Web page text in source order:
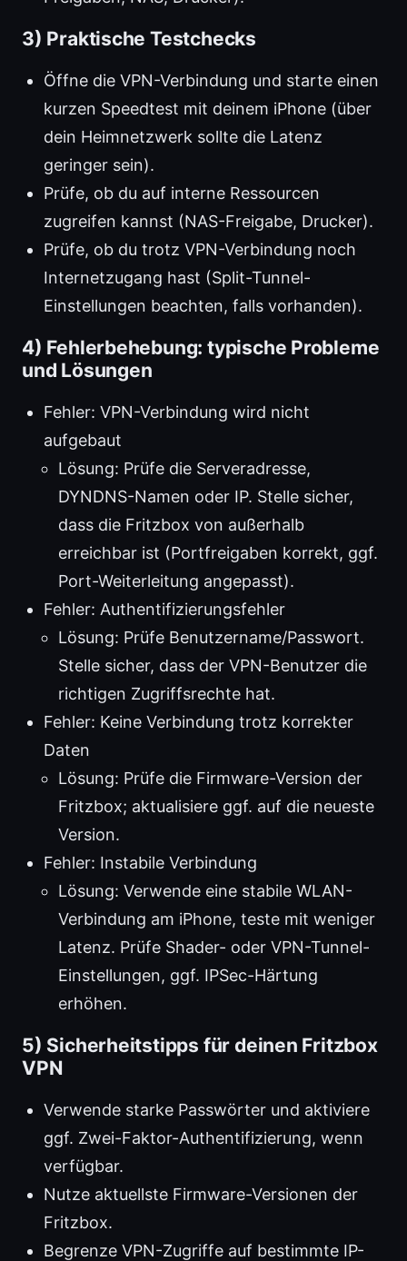
3) Praktische Testchecks
Öffne die VPN-Verbindung und starte einen
kurzen Speedtest mit deinem iPhone (über
dein Heimnetzwerk sollte die Latenz
geringer sein).
Prüfe, ob du auf interne Ressourcen
zugreifen kannst (NAS-Freigabe, Drucker).
Prüfe, ob du trotz VPN-Verbindung noch
Internetzugang hast (Split-Tunnel-
Einstellungen beachten, falls vorhanden).
4) Fehlerbehebung: typische Probleme
und Lösungen
Fehler: VPN-Verbindung wird nicht
aufgebaut
Lösung: Prüfe die Serveradresse,
DYNDNS-Namen oder IP. Stelle sicher,
dass die Fritzbox von außerhalb
erreichbar ist (Portfreigaben korrekt, ggf.
Port-Weiterleitung angepasst).
Fehler: Authentifizierungsfehler
Lösung: Prüfe Benutzername/Passwort.
Stelle sicher, dass der VPN-Benutzer die
richtigen Zugriffsrechte hat.
Fehler: Keine Verbindung trotz korrekter
Daten
Lösung: Prüfe die Firmware-Version der
Fritzbox; aktualisiere ggf. auf die neueste
Version.
Fehler: Instabile Verbindung
Lösung: Verwende eine stabile WLAN-
Verbindung am iPhone, teste mit weniger
Latenz. Prüfe Shader- oder VPN-Tunnel-
Einstellungen, ggf. IPSec-Härtung
erhöhen.
5) Sicherheitstipps für deinen Fritzbox
VPN
Verwende starke Passwörter und aktiviere
ggf. Zwei-Faktor-Authentifizierung, wenn
verfügbar.
Nutze aktuellste Firmware-Versionen der
Fritzbox.
Begrenze VPN-Zugriffe auf bestimmte IP-